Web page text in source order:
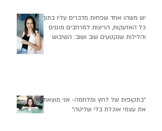
יש משהו אחד שפחות מדברים עליו בתוך
כל האזעקות, הריצות למרחבים מוגנים
והלילות שנקטעים שוב ושוב: השיבוש
״בתקופות של לחץ ומלחמה- אני מוצאת
את עצמי אוכלת בלי שליטה״